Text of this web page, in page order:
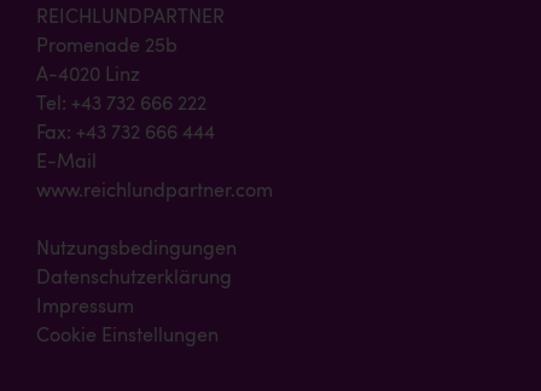
REICHLUNDPARTNER
Promenade 25b
A-4020 Linz
Tel: +43 732 666 222
Fax: +43 732 666 444
E-Mail
www.reichlundpartner.com
Nutzungsbedingungen
Datenschutzerklärung
Impressum
Cookie Einstellungen